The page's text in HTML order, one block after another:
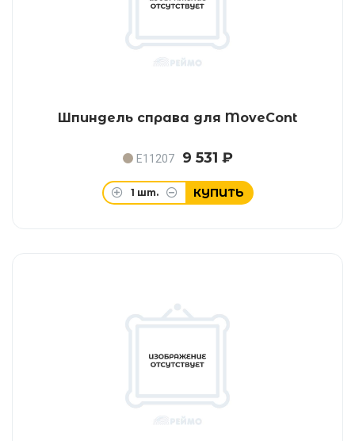
Шпиндель справа для MoveCont
E11207 9 531 ₽
1 шт. КУПИТЬ